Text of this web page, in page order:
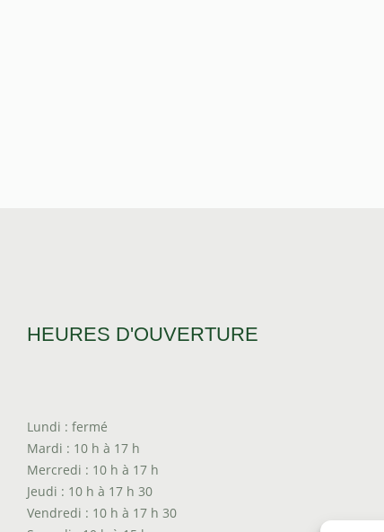
HEURES D'OUVERTURE
Lundi : fermé
Mardi : 10 h à 17 h
Mercredi : 10 h à 17 h
Jeudi : 10 h à 17 h 30
Vendredi : 10 h à 17 h 30